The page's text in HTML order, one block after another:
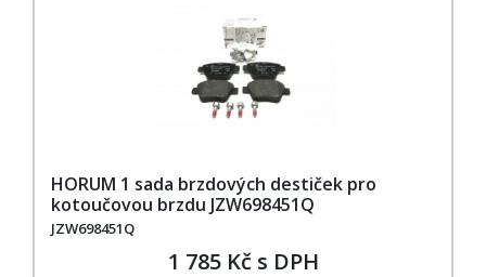
HORUM 1 sada brzdových destiček pro
kotoučovou brzdu JZW698451Q
JZW698451Q
1 785 Kč s DPH